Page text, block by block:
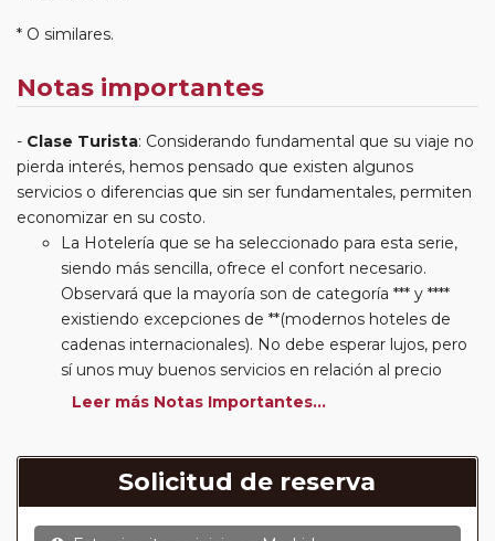
* O similares.
Notas importantes
Clase Turista: Considerando fundamental que su viaje no
pierda interés, hemos pensado que existen algunos
servicios o diferencias que sin ser fundamentales, permiten
economizar en su costo.
La Hotelería que se ha seleccionado para esta serie,
siendo más sencilla, ofrece el confort necesario.
Observará que la mayoría son de categoría *** y ****
existiendo excepciones de **(modernos hoteles de
cadenas internacionales). No debe esperar lujos, pero
sí unos muy buenos servicios en relación al precio
abonado por el paquete adquirido. Algunos hoteles se
disfrute minimizando los inconvenientes que puedan
ser generados por esta situación.
Desayuno: Esta serie tiene incluido el desayuno
Leer más Notas Importantes...
Solicitud de reserva